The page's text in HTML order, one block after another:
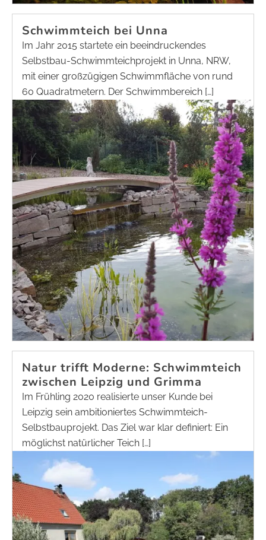
Schwimmteich bei Unna
Im Jahr 2015 startete ein beeindruckendes
Selbstbau-Schwimmteichprojekt in Unna, NRW,
mit einer großzügigen Schwimmfläche von rund
60 Quadratmetern. Der Schwimmbereich […]
Natur trifft Moderne: Schwimmteich
zwischen Leipzig und Grimma
Im Frühling 2020 realisierte unser Kunde bei
Leipzig sein ambitioniertes Schwimmteich-
Selbstbauprojekt. Das Ziel war klar definiert: Ein
möglichst natürlicher Teich […]